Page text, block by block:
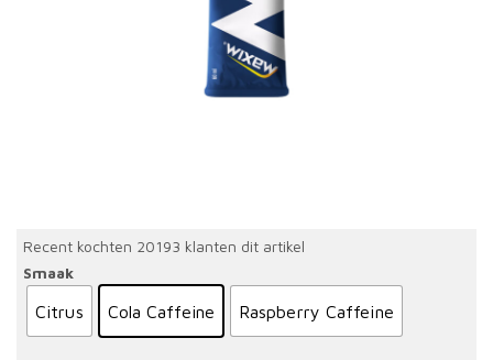
Recent kochten 20193 klanten dit artikel
Smaak
Citrus Cola Caffeine Raspberry Caffeine